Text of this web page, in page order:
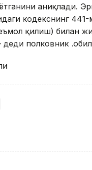
аниқлади.
кодекснинг
қилиш) билан
полковник